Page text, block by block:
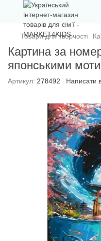
Товари для творчості
Картина за
японськими
Артикул: 278492 Написати